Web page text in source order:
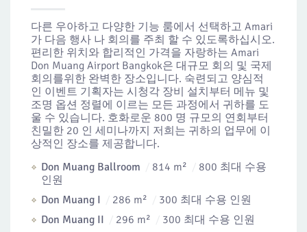
다른 우아하고 다양한 기능 룸에서 선택하고 Amari
가 다음 행사 나 회의를 주최 할 수 있도록하십시오.
편리한 위치와 합리적인 가격을 자랑하는 Amari
Don Muang Airport Bangkok은 대규모 회의 및 국제
회의를위한 완벽한 장소입니다. 숙련되고 양심적
인 이벤트 기획자는 시청각 장비 설치부터 메뉴 및
조명 옵션 정렬에 이르는 모든 과정에서 귀하를 도
울 수 있습니다. 호화로운 800 명 규모의 연회부터
친밀한 20 인 세미나까지 저희는 귀하의 업무에 이
상적인 장소를 제공합니다.
Don Muang Ballroom
814 m²
800 최대 수용
인원
Don Muang I
286 m²
300 최대 수용 인원
Don Muang II
296 m²
300 최대 수용 인원